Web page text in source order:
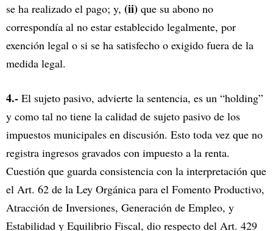
se ha realizado el pago; y, (ii) que su abono no
correspondía al no estar establecido legalmente, por
exención legal o si se ha satisfecho o exigido fuera de la
medida legal.
4.- El sujeto pasivo, advierte la sentencia, es un “holding”
y como tal no tiene la calidad de sujeto pasivo de los
impuestos municipales en discusión. Esto toda vez que no
registra ingresos gravados con impuesto a la renta.
Cuestión que guarda consistencia con la interpretación que
el Art. 62 de la Ley Orgánica para el Fomento Productivo,
Atracción de Inversiones, Generación de Empleo, y
Estabilidad y Equilibrio Fiscal, dio respecto del Art. 429